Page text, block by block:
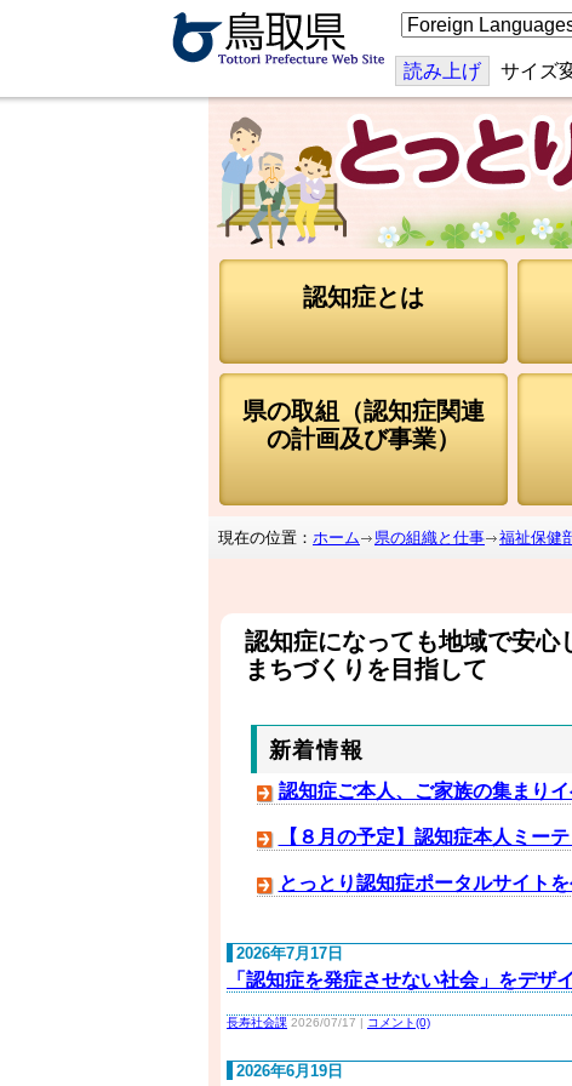
こ
の
ジ
を
訳
す
る
読み上げ サイズ
認知症とは
県の取組（認知症関連
の計画及び事業）
現在の位置： ホーム 県の組織と仕事 福祉保健
認知症になっても地域で安心
まちづくりを目指して
新着情報
認知症ご本人、ご家族の集まり
【８月の予定】認知症本人ミー
とっとり認知症ポータルサイトを
2026年7月17日
「認知症を発症させない社会」をデザ
長寿社会課 2026/07/17 | コメント(0)
2026年6月19日